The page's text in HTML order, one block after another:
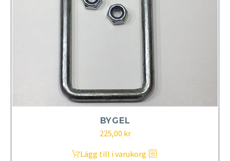
BYGEL
225,00 kr
Lägg till i varukorg